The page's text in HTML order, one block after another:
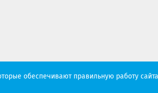
Политика конфиденциальности
обеспечивают правильную работу